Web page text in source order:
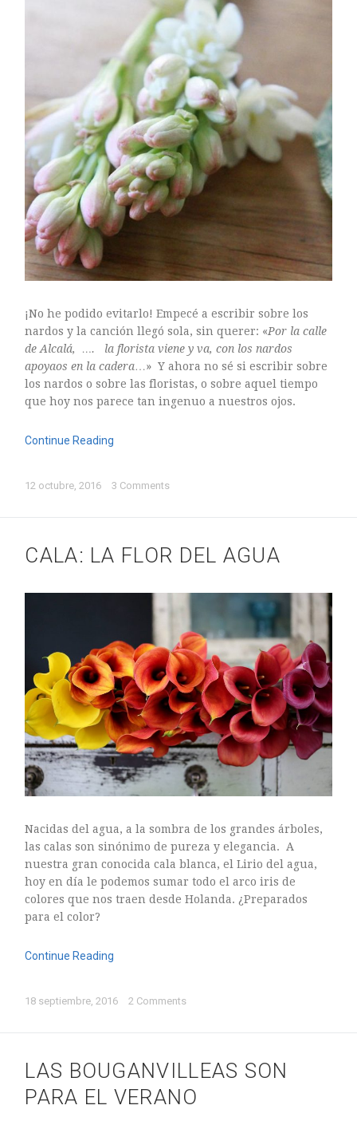
¡No he podido evitarlo! Empecé a escribir sobre los
nardos y la canción llegó sola, sin querer: «Por la calle
de Alcalá, …. la florista viene y va, con los nardos
apoyaos en la cadera…» Y ahora no sé si escribir sobre
los nardos o sobre las floristas, o sobre aquel tiempo
que hoy nos parece tan ingenuo a nuestros ojos.
Continue Reading
12 octubre, 2016 3 Comments
CALA: LA FLOR DEL AGUA
Nacidas del agua, a la sombra de los grandes árboles,
las calas son sinónimo de pureza y elegancia. A
nuestra gran conocida cala blanca, el Lirio del agua,
hoy en día le podemos sumar todo el arco iris de
colores que nos traen desde Holanda. ¿Preparados
para el color?
Continue Reading
18 septiembre, 2016 2 Comments
LAS BOUGANVILLEAS SON
PARA EL VERANO